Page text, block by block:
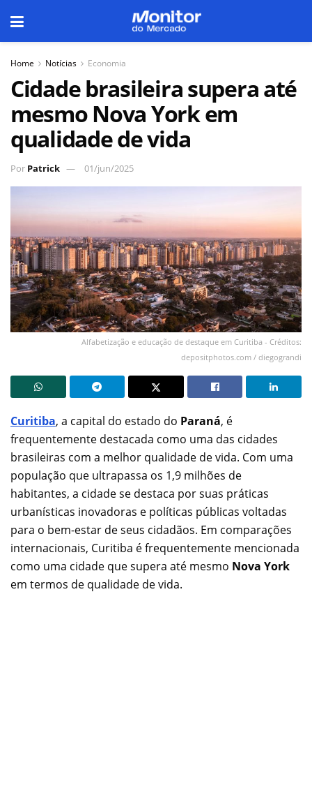
Home Notícias Economia
Cidade brasileira supera até
mesmo Nova York em
qualidade de vida
Por Patrick 01/jun/2025
Alfabetização e educação de destaque em Curitiba - Créditos:
depositphotos.com / diegograndi
Curitiba, a capital do estado do Paraná, é
frequentemente destacada como uma das cidades
brasileiras com a melhor qualidade de vida. Com uma
população que ultrapassa os 1,9 milhões de
habitantes, a cidade se destaca por suas práticas
urbanísticas inovadoras e políticas públicas voltadas
para o bem-estar de seus cidadãos. Em comparações
internacionais, Curitiba é frequentemente mencionada
como uma cidade que supera até mesmo Nova York
em termos de qualidade de vida.